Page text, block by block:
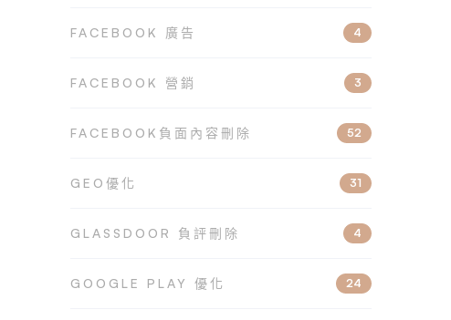
FACEBOOK 廣告 4
FACEBOOK 營銷 3
FACEBOOK負面內容刪除 52
GEO優化 31
GLASSDOOR 負評刪除 4
GOOGLE PLAY 優化 24